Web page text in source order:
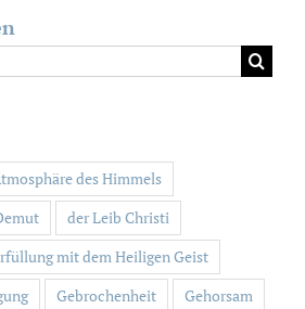
des Himmels
der Leib Christi
mit dem Heiligen Geist
Gebrochenheit
Gehorsam